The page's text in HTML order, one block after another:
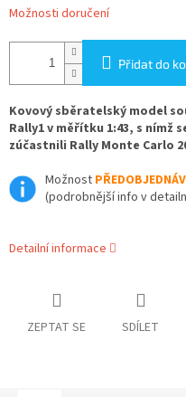
Možnosti doručení
Přidat do
Kovový sběratelský model
Rally1 v měřítku 1:43, s nímž
zúčastnili Rally Monte Carlo
Možnost
(podrobnější info v
Detailní informace
ZEPTAT SE SDÍLET